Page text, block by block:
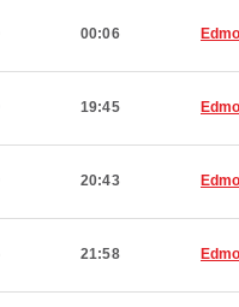
00:06
19:45
20:43
21:58